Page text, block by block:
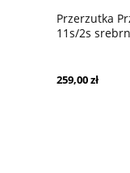
Przerzutka
11s/2s
259,00 zł